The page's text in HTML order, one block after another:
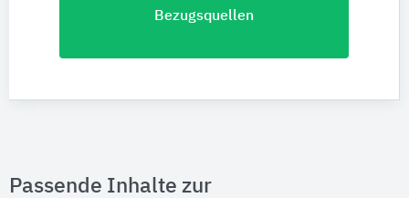
Bezugsquellen
Passende Inhalte zur